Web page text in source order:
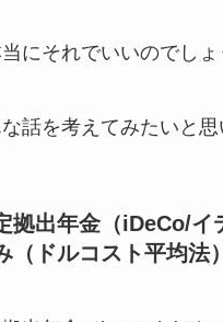
にそれでいいのでしょ
話を考えてみたいと思
拠出年金（iDeCo/イ
（ドルコスト平均法）